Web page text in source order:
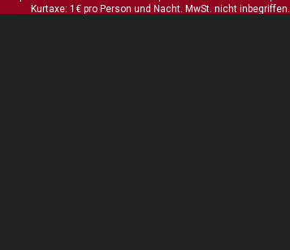
Kurtaxe: 1€ pro Person und Nacht. MwSt. nicht inbegriffen.